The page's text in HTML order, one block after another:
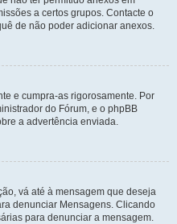
a certos grupos. Contacte o
de não poder adicionar anexos.
e cumpra-as rigorosamente. Por
do Fórum, e o phpBB
a advertência enviada.
vá até à mensagem que deseja
denunciar Mensagens. Clicando
para denunciar a mensagem.